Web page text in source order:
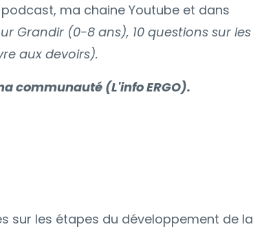
ma chaine Youtube et dans
Grandir (0-8 ans), 10 questions sur les
aux devoirs).
communauté (L'info ERGO).
sur les étapes du développement de la